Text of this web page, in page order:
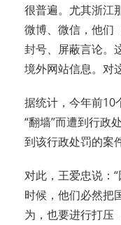
很普遍。尤其浙江
微博、微信，他们
封号、屏蔽言论。
境外网站信息。对
据统计，今年前10
“翻墙”而遭到行政
到该行政处罚的案件
对此，王爱忠说：
时候，他们必然把
为，也要进行打压